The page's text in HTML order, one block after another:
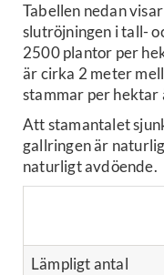
Tabellen nedan
slutröjningen i tall-
2500 plantor per
är cirka 2 meter
stammar per hektar
Att stamantalet
gallringen är
naturligt avdöende.
Lämpligt antal